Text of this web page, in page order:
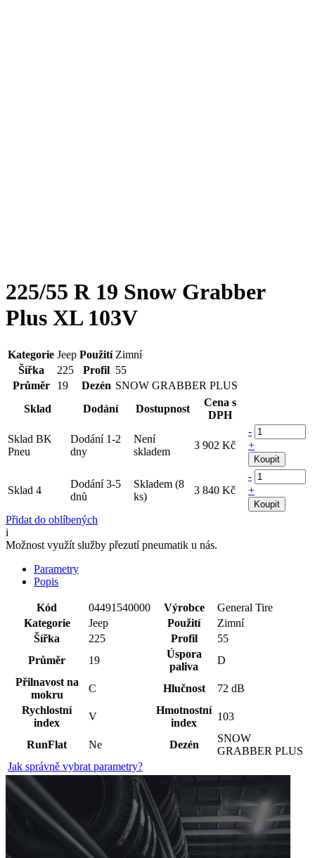
225/55 R 19 Snow Grabber
Plus XL 103V
Kategorie Jeep Použití Zimní
Šířka
225 Profil 55
Průměr
19 Dezén SNOW GRABBER PLUS
Sklad
Dodání Dostupnost
Cena s
DPH
Sklad BK
Pneu
Dodání 1-2
dny
Není
skladem
3 902 Kč
-
+
Koupit
Sklad 4
Dodání 3-5
dnů
Skladem (8
ks)
3 840 Kč
-
+
Koupit
Přidat do oblíbených
i
Možnost využít služby přezutí pneumatik u nás.
Parametry
Popis
Kód 04491540000 Výrobce
General Tire
Kategorie
Jeep Použití
Zimní
Šířka
225 Profil
55
Průměr
19
Úspora
paliva
D
Přilnavost na
mokru
C Hlučnost
72 dB
Rychlostní
index
V
Hmotnostní
index
103
RunFlat Ne Dezén
SNOW
GRABBER PLUS
Jak správně vybrat parametry?